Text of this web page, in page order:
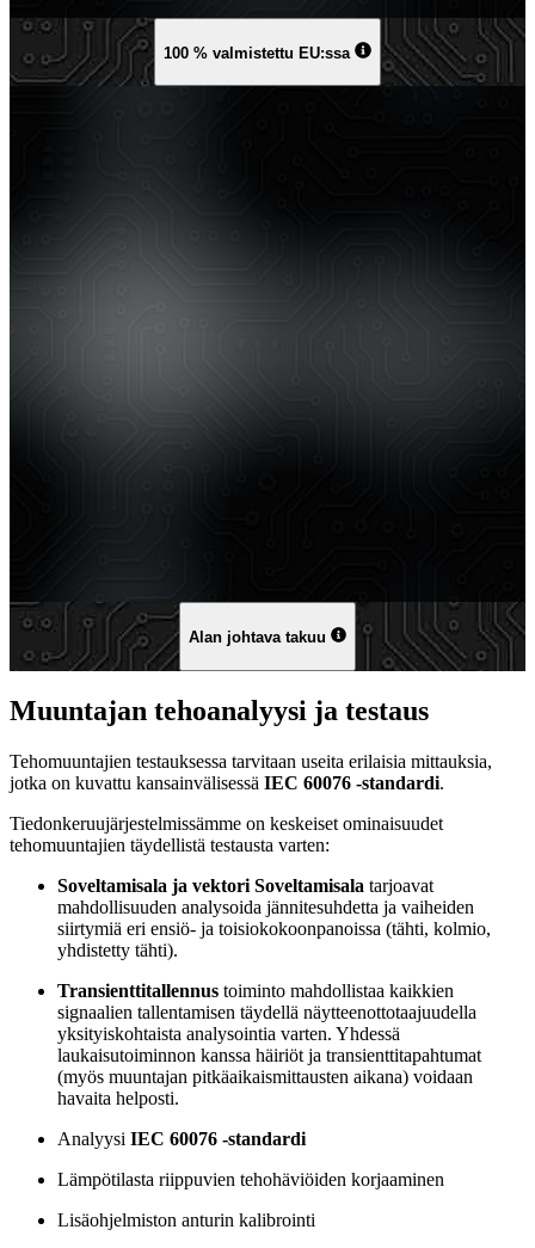
100 % valmistettu EU:ssa
Alan johtava takuu
Muuntajan tehoanalyysi ja testaus
Tehomuuntajien testauksessa tarvitaan useita erilaisia mittauksia,
jotka on kuvattu kansainvälisessä IEC 60076 -standardi.
Tiedonkeruujärjestelmissämme on keskeiset ominaisuudet
tehomuuntajien täydellistä testausta varten:
Soveltamisala ja vektori Soveltamisala tarjoavat
mahdollisuuden analysoida jännitesuhdetta ja vaiheiden
siirtymiä eri ensiö- ja toisiokokoonpanoissa (tähti, kolmio,
yhdistetty tähti).
Transienttitallennus toiminto mahdollistaa kaikkien
signaalien tallentamisen täydellä näytteenottotaajuudella
yksityiskohtaista analysointia varten. Yhdessä
laukaisutoiminnon kanssa häiriöt ja transienttitapahtumat
(myös muuntajan pitkäaikaismittausten aikana) voidaan
havaita helposti.
Analyysi IEC 60076 -standardi
Lämpötilasta riippuvien tehohäviöiden korjaaminen
Lisäohjelmiston anturin kalibrointi